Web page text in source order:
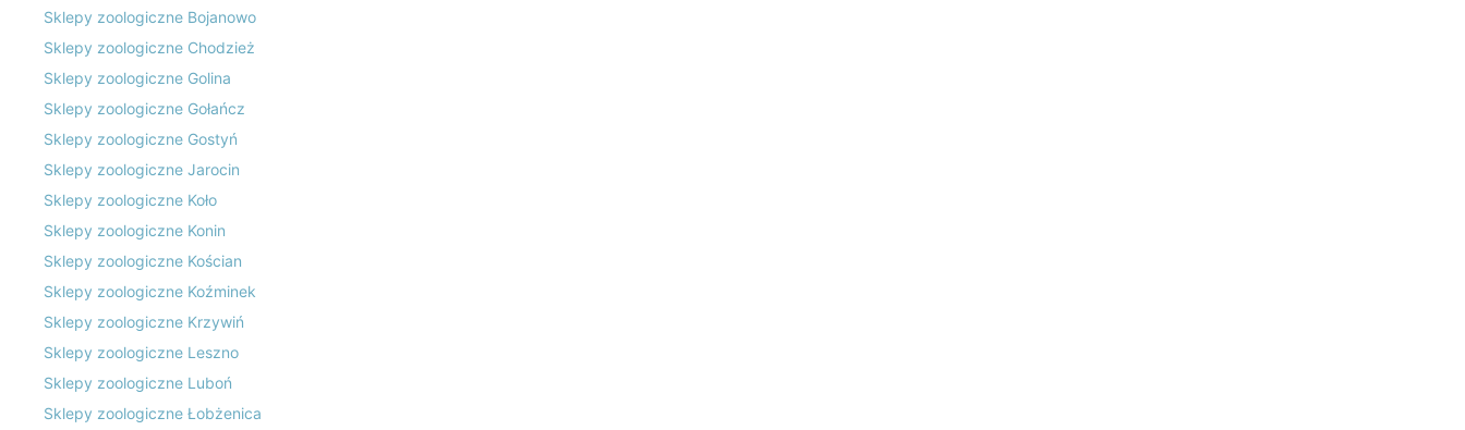
Sklepy zoologiczne Bojanowo
Sklepy zoologiczne Chodzież
Sklepy zoologiczne Golina
Sklepy zoologiczne Gołańcz
Sklepy zoologiczne Gostyń
Sklepy zoologiczne Jarocin
Sklepy zoologiczne Koło
Sklepy zoologiczne Konin
Sklepy zoologiczne Kościan
Sklepy zoologiczne Koźminek
Sklepy zoologiczne Krzywiń
Sklepy zoologiczne Leszno
Sklepy zoologiczne Luboń
Sklepy zoologiczne Łobżenica